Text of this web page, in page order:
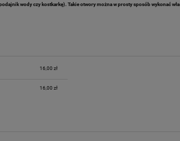
wody czy kostkarkę). Takie otwory można w prosty sposób wykonać
16,00 zł
16,00 zł